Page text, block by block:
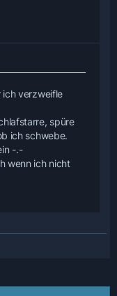
ich verzweifle
spüre
ich schwebe.
-.-
wenn ich nicht